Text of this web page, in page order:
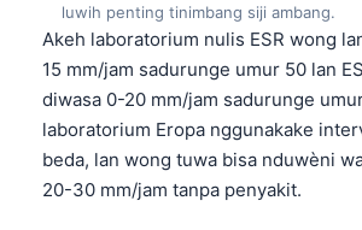
luwih penting tinimbang siji ambang.
Akeh laboratorium nulis ESR wong
15 mm/jam sadurunge umur 50 lan
diwasa 0-20 mm/jam sadurunge
laboratorium Eropa nggunakake
beda, lan wong tuwa bisa nduwèni
20-30 mm/jam tanpa penyakit.